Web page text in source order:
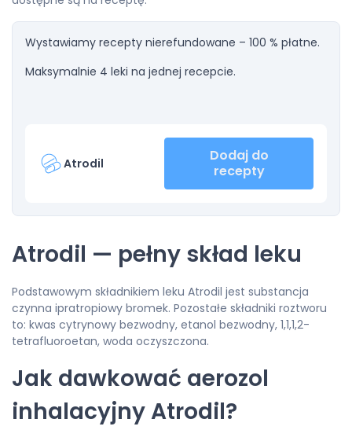
Wystawiamy recepty nierefundowane – 100 % płatne.
Maksymalnie 4 leki na jednej recepcie.
Atrodil
Dodaj do
recepty
Atrodil — pełny skład leku
Podstawowym składnikiem leku Atrodil jest substancja
czynna ipratropiowy bromek. Pozostałe składniki roztworu
to: kwas cytrynowy bezwodny, etanol bezwodny, 1,1,1,2-
tetrafluoroetan, woda oczyszczona.
Jak dawkować aerozol
inhalacyjny Atrodil?